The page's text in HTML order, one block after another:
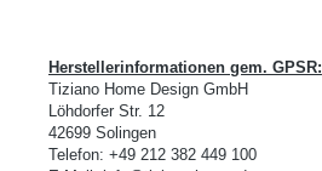
Herstellerinformationen gem. GPSR:
Tiziano Home Design GmbH
öhdorfer Str. 12
42699 Solingen
Telefon: +49 212 382 449 100